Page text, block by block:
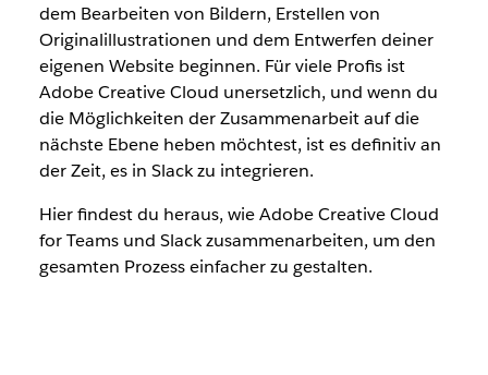
dem Bearbeiten von Bildern, Erstellen von
Originalillustrationen und dem Entwerfen deiner
eigenen Website beginnen. Für viele Profis ist
Adobe Creative Cloud unersetzlich, und wenn du
die Möglichkeiten der Zusammenarbeit auf die
nächste Ebene heben möchtest, ist es definitiv an
der Zeit, es in Slack zu integrieren.
Hier findest du heraus, wie Adobe Creative Cloud
for Teams und Slack zusammenarbeiten, um den
gesamten Prozess einfacher zu gestalten.